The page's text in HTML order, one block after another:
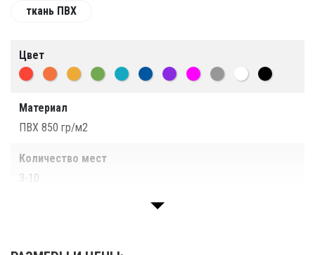
и взрослых.
необходимая для обеспечения устойчивости
при транспортировке – 4,55 м (на 3 места).
неполной загрузкой.
растрескивается на морозе, прочна на
ткань ПВХ
Цвет
Материал
ПВХ 850 гр/м2
Количество мест
3-10